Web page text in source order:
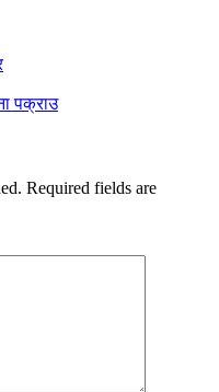
पक्राउ
Required fields are